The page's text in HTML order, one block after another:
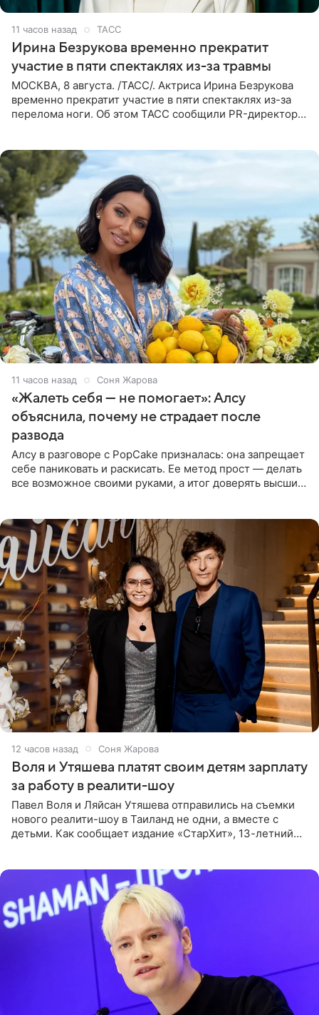
11 часов назад ТАСС
Ирина Безрукова временно прекратит
участие в пяти спектаклях из-за травмы
МОСКВА, 8 августа. /ТАСС/. Актриса Ирина Безрукова
временно прекратит участие в пяти спектаклях из-за
перелома ноги. Об этом ТАСС сообщили PR-директор
11 часов назад Соня Жарова
«Жалеть себя — не помогает»: Алсу
объяснила, почему не страдает после
развода
Алсу в разговоре с PopCake призналась: она запрещает
себе паниковать и раскисать. Ее метод прост — делать
все возможное своими руками, а итог доверять высшим
12 часов назад Соня Жарова
Воля и Утяшева платят своим детям зарплату
за работу в реалити-шоу
Павел Воля и Ляйсан Утяшева отправились на съемки
нового реалити-шоу в Таиланд не одни, а вместе с
детьми. Как сообщает издание «СтарХит», 13-летний